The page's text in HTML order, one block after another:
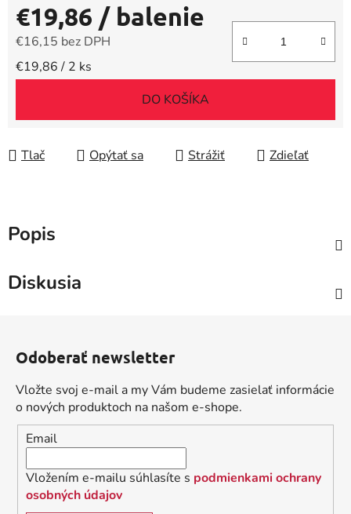
€19,86 / balenie
€16,15 bez DPH
Jednotková cena:
€19,86 / 2 ks
DO KOŠÍKA
Tlač Opýtať sa Strážiť Zdieľať
Popis
Diskusia
Odoberať newsletter
Vložte svoj e-mail a my Vám budeme zasielať informácie
o nových produktoch na našom e-shope.
Email
Vložením e-mailu súhlasíte s podmienkami ochrany
osobných údajov